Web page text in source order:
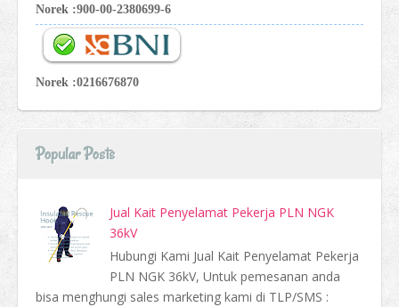
Norek :900-00-2380699-6
Norek :0216676870
Popular Posts
Jual Kait Penyelamat Pekerja PLN NGK
36kV
Hubungi Kami Jual Kait Penyelamat Pekerja
PLN NGK 36kV, Untuk pemesanan anda
bisa menghungi sales marketing kami di TLP/SMS :